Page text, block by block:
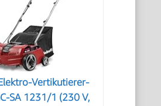
Vertikutierer-
SA 1231/1 (230 V,